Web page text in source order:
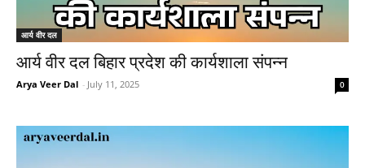
आर्य वीर दल
आर्य वीर दल बिहार प्रदेश की कार्यशाला संपन्न
Arya Veer Dal - July 11, 2025 0